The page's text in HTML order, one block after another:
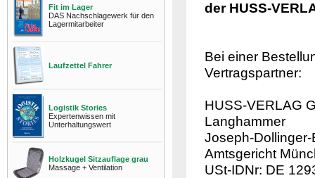
Fit im Lager
DAS Nachschlagewerk für den
Lagermitarbeiter
Laufzettel Fahrer
Logistik Stories
Expertenwissen mit
Unterhaltungswert
Holzkugel Sitzauflage grau
Massage + Ventilation
der HUSS-
Bei einer
Vertragspartner:
HUSS-VERLAG
Langhammer
Joseph-
Amtsgericht
USt-IDNr: DE